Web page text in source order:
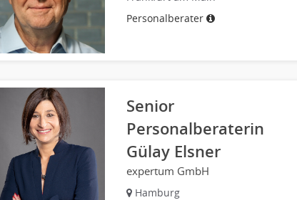
Personalberater
Senior
Personalberaterin
Gülay Elsner
expertum GmbH
Hamburg